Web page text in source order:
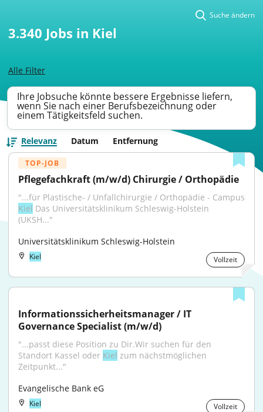
Alle Filter
Suche ändern
3.340 Jobs in Kiel
Ihre Jobsuche könnte bessere Ergebnisse liefern,
wenn Sie nach einer Berufsbezeichnung oder
einem Tätigkeitsfeld suchen.
Relevanz Datum Entfernung
TOP-JOB
Pflegefachkraft (m/w/d) Chirurgie / Orthopädie
Kiel Das Universitätsklinikum Schleswig-Holstein
(UKSH..."
Universitätsklinikum Schleswig-Holstein
Kiel Vollzeit
Informationssicherheitsmanager / IT
Governance Specialist (m/w/d)
"...passt diese Position zu Dir.Wir suchen für den
Standort Kassel oder Kiel zum nächstmöglichen
Zeitpunkt..."
Evangelische Bank eG
Kiel Vollzeit